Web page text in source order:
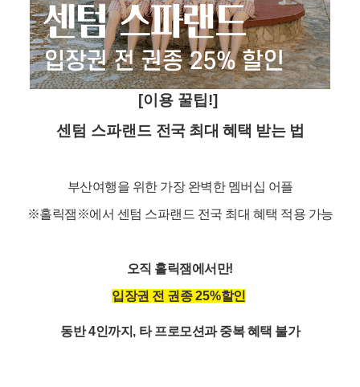
[이용 꿀팁!]
센텀 스파랜드 전국 최대 혜택 받는 법
부산여행을 위한 가장 완벽한 멤버십 어플
※홀릭잼 ※에서 센텀 스파랜드 전국 최대 혜택 적용 가능
오직 홀릭잼에서만!
입장권 전 권종25%할인
동반4인까지 , 타 프로모션과 중복 혜택 불가